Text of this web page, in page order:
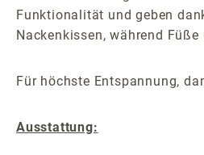
Funktionalität und geben
Nackenkissen, während
Für höchste Entspannung,
Ausstattung: